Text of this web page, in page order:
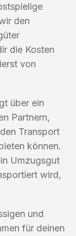
den
die Kosten
von
über ein
Partnern,
Transport
können.
Umzugsgut
wird,
und
für deinen